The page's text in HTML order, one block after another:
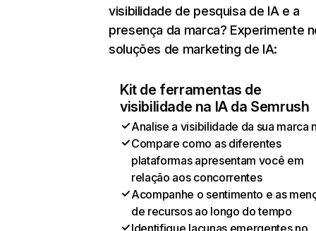
visibilidade de pesquisa de IA e a
presença da marca? Experimente
soluções de marketing de IA:
Kit de ferramentas de
visibilidade na IA da Semrush
Analise a visibilidade da sua marca
Compare como as diferentes
plataformas apresentam você em
relação aos concorrentes
Acompanhe o sentimento e as
de recursos ao longo do tempo
Identifique lacunas emergentes no